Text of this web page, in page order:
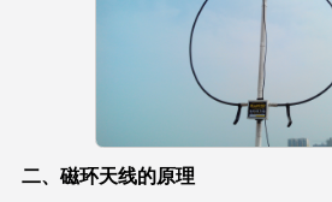
二、磁环天线的原理